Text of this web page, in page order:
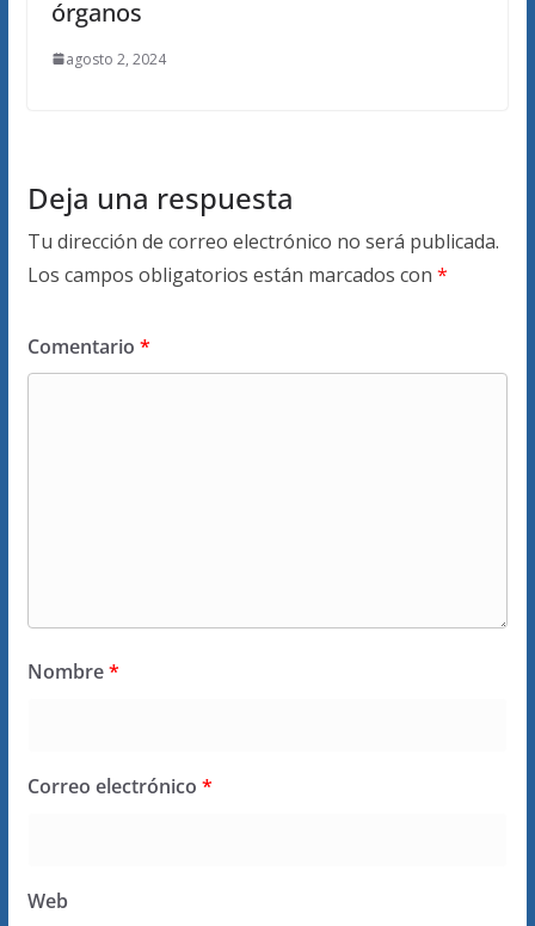
órganos
agosto 2, 2024
Deja una respuesta
Tu dirección de correo electrónico no será publicada.
Los campos obligatorios están marcados con *
Comentario *
Nombre*
Correo electrónico *
Web